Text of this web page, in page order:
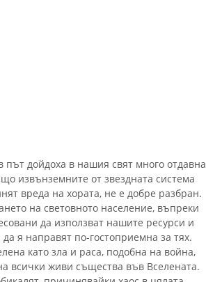
дойдоха в нашия свят много отдавна
извънземните от звездната система
вреда на хората, не е добре разбран.
на световното население, въпреки
да използват нашите ресурси и
я направят по-гостоприемна за тях.
като зла и раса, подобна на война,
всички живи същества във Вселената.